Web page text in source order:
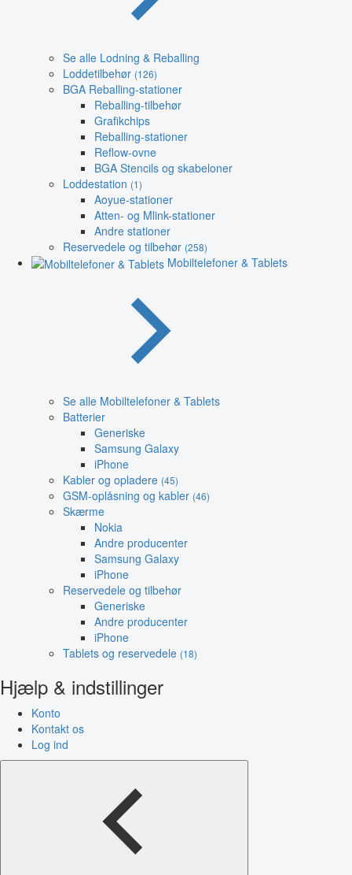
Se alle Lodning & Reballing
Loddetilbehør (126)
BGA Reballing-stationer
Reballing-tilbehør
Grafikchips
Reballing-stationer
Reflow-ovne
BGA Stencils og skabeloner
Loddestation (1)
Aoyue-stationer
Atten- og Mlink-stationer
Andre stationer
Reservedele og tilbehør (258)
Mobiltelefoner & Tablets
Se alle Mobiltelefoner & Tablets
Batterier
Generiske
Samsung Galaxy
iPhone
Kabler og opladere (45)
GSM-oplåsning og kabler (46)
Skærme
Nokia
Andre producenter
Samsung Galaxy
iPhone
Reservedele og tilbehør
Generiske
Andre producenter
iPhone
Tablets og reservedele (18)
Hjælp & indstillinger
Konto
Kontakt os
Log ind